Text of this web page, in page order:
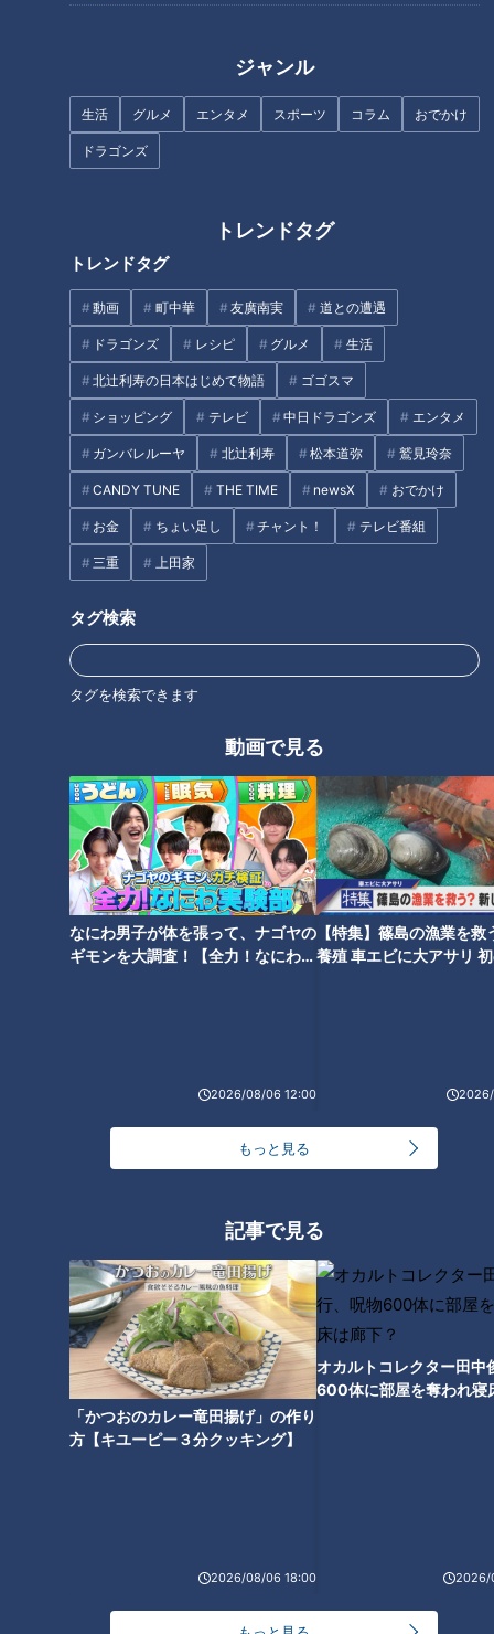
ジャンル
生活 グルメ エンタメ スポーツ コラム おでかけ
ドラゴンズ
トレンドタグ
トレンドタグ
動画 町中華 友廣南実 道との遭遇
ドラゴンズ レシピ グルメ 生活
北辻利寿の日本はじめて物語 ゴゴスマ
ショッピング テレビ 中日ドラゴンズ エンタメ
ガンバレルーヤ 北辻利寿 松本道弥 鷲見玲奈
CANDY TUNE THE TIME newsX おでかけ
お金 ちょい足し チャント！ テレビ番組
三重 上田家
タグ検索
タグを検索できます
動画で見る
なにわ男子が体を張って、ナゴヤの
ギモンを大調査！【全力！なにわ実
2026/08/06 12:00
【特集】篠島の漁業を救
養殖 車エビに大アサリ
もっと見る
記事で見る
「かつおのカレー竜田揚げ」の作り
方【キユーピー３分クッキング】
2026/08/06 18:00
オカルトコレクター田中
600体に部屋を奪われ寝
2026/
校内に保育園！？名古屋市『桜
掘り！
【道マニア】大阪・日本でひと
つしかない珍しい橋の先に…
100年以上前に造られた遊園地
跡！？＜後編＞
【福井・滋賀・京都】道の魅力
全部盛り！鯖街道の歴史と秘密
タグ
おでかけ 教育 パンサー 向井慧
オススメ関連コンテンツ
ギャル曽根のテクニック恐るべ
し…焼肉食べ放題に挑む前に知
っておくべき“大食い裏技”「食
べた分がゼロになる」
王林「東京は怖いけど、まだ怖
くない」初の三重県でよもや
の“緊急事態” 山中に響いたスタ
ッフの声「避難！」
の真新しい手帳に『2015年』
開！
ェ！？ 運営する夫婦の「保護
猫」への想い
ランキング